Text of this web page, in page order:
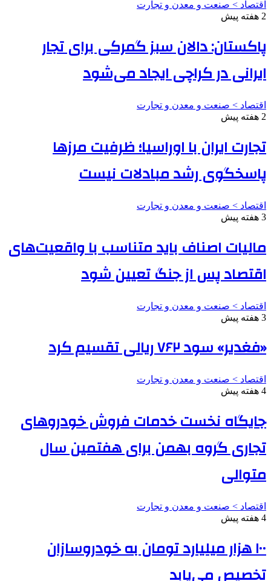
اقتصاد > صنعت و معدن و تجارت
2 هفته پیش
پاکستان: دالان سبز گمرکی برای تجار
ایرانی در کراچی ایجاد می‌شود
اقتصاد > صنعت و معدن و تجارت
2 هفته پیش
تجارت ایران با اوراسیا؛ ظرفیت مرزها
پاسخگوی رشد مبادلات نیست
اقتصاد > صنعت و معدن و تجارت
3 هفته پیش
مالیات اصناف باید متناسب با واقعیت‌های
اقتصاد پس از جنگ تعیین شود
اقتصاد > صنعت و معدن و تجارت
3 هفته پیش
«فغدیر» سود ۷۶۲ ریالی تقسیم کرد
اقتصاد > صنعت و معدن و تجارت
4 هفته پیش
جایگاه نخست خدمات فروش خودروهای
تجاری گروه بهمن برای هفتمین سال
متوالی
اقتصاد > صنعت و معدن و تجارت
4 هفته پیش
۱۰۰ هزار میلیارد تومان به خودروسازان
تخصیص می‌یابد